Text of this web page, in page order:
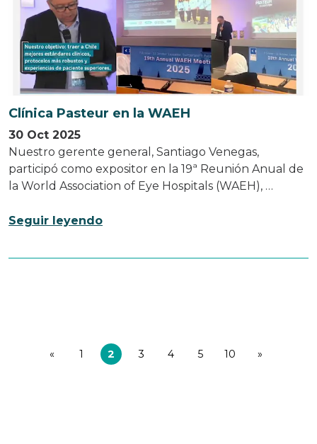
Clínica Pasteur en la WAEH
30 Oct 2025
Nuestro gerente general, Santiago Venegas,
participó como expositor en la 19ª Reunión Anual de
la World Association of Eye Hospitals (WAEH), …
Seguir leyendo
« 1 2 3 4 5 10 »